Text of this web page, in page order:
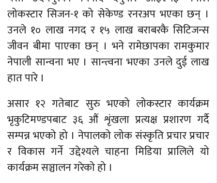
लोकस्टार सिजन-१ को सेकेण्ड रनरअप भएका छन् ।
उनले १० लाख नगद र १५ लाख बराबरकै सिटिजन्स
जीवन बीमा पाएका छन् । भने रामेछापका रामकुमार
नेपाली सान्वना भए । सान्त्वना भएका उनले दुई लाख
हात पारे ।
असार १२ गतेबाट सुरु भएको लोकस्टार कार्यक्रम
भृकुटिमण्डपबाट ३६ औं शृंखला प्रत्यक्ष प्रशारण गर्दै
सम्पन्न भएको हो । नेपालको लोक संस्कृति प्रचार प्रचार
र विकास गर्ने उद्देश्यले चाहना मिडिया प्रालिले यो
कार्यक्रम सञ्चालन गरेको हो ।